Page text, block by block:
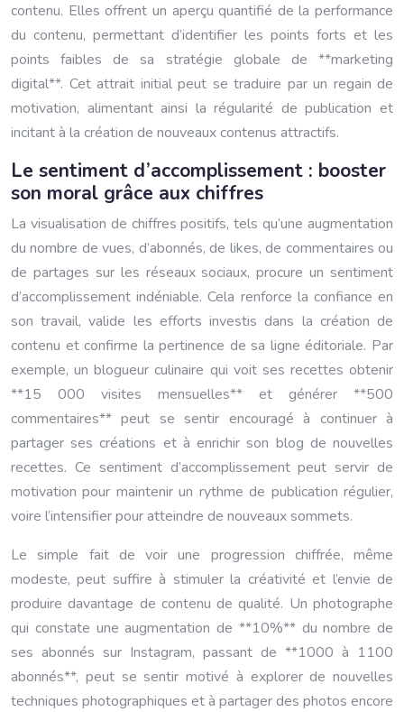
contenu. Elles offrent un aperçu quantifié de la performance
du contenu, permettant d’identifier les points forts et les
points faibles de sa stratégie globale de **marketing
digital**. Cet attrait initial peut se traduire par un regain de
motivation, alimentant ainsi la régularité de publication et
incitant à la création de nouveaux contenus attractifs.
Le sentiment d’accomplissement : booster
son moral grâce aux chiffres
La visualisation de chiffres positifs, tels qu’une augmentation
du nombre de vues, d’abonnés, de likes, de commentaires ou
de partages sur les réseaux sociaux, procure un sentiment
d’accomplissement indéniable. Cela renforce la confiance en
son travail, valide les efforts investis dans la création de
contenu et confirme la pertinence de sa ligne éditoriale. Par
exemple, un blogueur culinaire qui voit ses recettes obtenir
**15 000 visites mensuelles** et générer **500
commentaires** peut se sentir encouragé à continuer à
partager ses créations et à enrichir son blog de nouvelles
recettes. Ce sentiment d’accomplissement peut servir de
motivation pour maintenir un rythme de publication régulier,
voire l’intensifier pour atteindre de nouveaux sommets.
Le simple fait de voir une progression chiffrée, même
modeste, peut suffire à stimuler la créativité et l’envie de
produire davantage de contenu de qualité. Un photographe
qui constate une augmentation de **10%** du nombre de
ses abonnés sur Instagram, passant de **1000 à 1100
abonnés**, peut se sentir motivé à explorer de nouvelles
techniques photographiques et à partager des photos encore